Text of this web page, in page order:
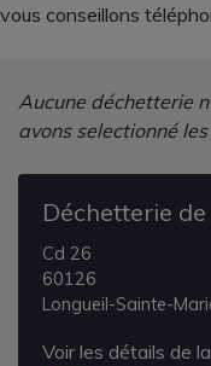
vous conseillons
Aucune déchetterie
avons selectionné
Déchetterie
Cd 26
60126
Longueil-Sainte-
Voir les détails de la